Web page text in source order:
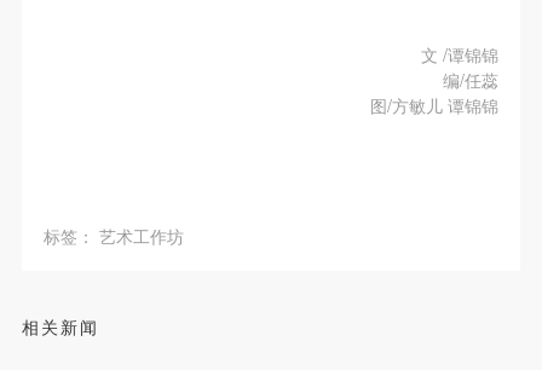
文 /谭锦锦
编/任蕊
图/方敏儿 谭锦锦
标签： 艺术工作坊
相关新闻